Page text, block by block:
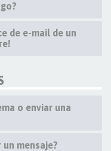
de e-mail de un
o enviar una
mensaje?